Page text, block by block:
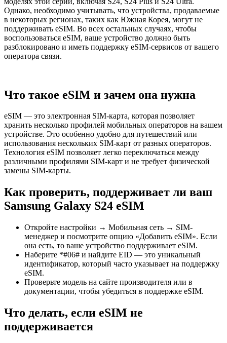
Однако, необходимо учитывать, что устройства, продаваемые
в некоторых регионах, таких как Южная Корея, могут не
поддерживать eSIM. Во всех остальных случаях, чтобы
воспользоваться eSIM, ваше устройство должно быть
разблокировано и иметь поддержку eSIM-сервисов от вашего
оператора связи.
Что такое eSIM и зачем она нужна
eSIM — это электронная SIM-карта, которая позволяет
хранить несколько профилей мобильных операторов на вашем
устройстве. Это особенно удобно для путешествий или
использования нескольких SIM-карт от разных операторов.
Технология eSIM позволяет легко переключаться между
различными профилями SIM-карт и не требует физической
замены SIM-карты.
Как проверить, поддерживает ли ваш
Samsung Galaxy S24 eSIM
Откройте настройки → Мобильная сеть → SIM-
менеджер и посмотрите опцию «Добавить eSIM». Если
она есть, то ваше устройство поддерживает eSIM.
Наберите *#06# и найдите EID — это уникальный
идентификатор, который часто указывает на поддержку
eSIM.
Проверьте модель на сайте производителя или в
документации, чтобы убедиться в поддержке eSIM.
Что делать, если eSIM не
поддерживается